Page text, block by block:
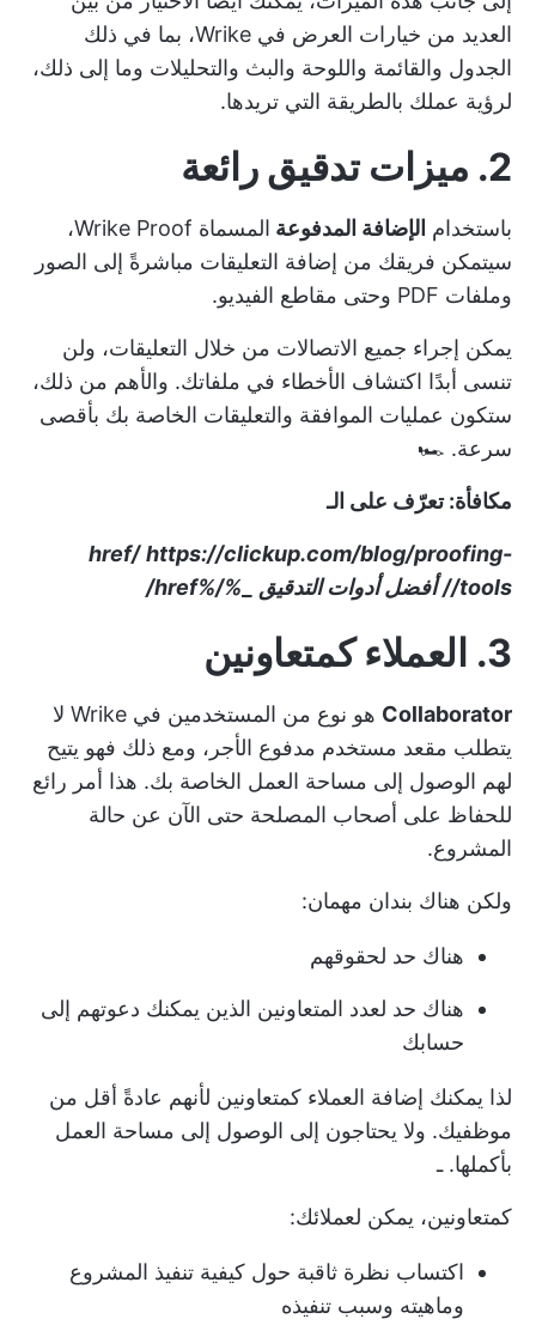
العديد من خيارات العرض في Wrike، بما في ذلك
الجدول والقائمة واللوحة والبث والتحليلات وما إلى ذلك،
لرؤية عملك بالطريقة التي تريدها.
2. ميزات تدقيق رائعة
باستخدام الإضافة المدفوعة
المسماة Wrike Proof،
سيتمكن فريقك من إضافة التعليقات مباشرةً إلى الصور
وملفات PDF وحتى مقاطع الفيديو.
يمكن إجراء جميع الاتصالات من خلال التعليقات، ولن
تنسى أبدًا اكتشاف الأخطاء في ملفاتك. والأهم من ذلك،
ستكون عمليات الموافقة والتعليقات الخاصة بك بأقصى
سرعة. 🏎️
مكافأة: تعرّف على الـ
href/ https://clickup.com/blog/proofing-
tools//
أفضل أدوات التدقيق %/%href/
3. العملاء كمتعاونين
Collaborator
هو نوع من المستخدمين في Wrike لا
يتطلب مقعد مستخدم مدفوع الأجر، ومع ذلك فهو يتيح
لهم الوصول إلى مساحة العمل الخاصة بك. هذا أمر رائع
للحفاظ على أصحاب المصلحة حتى الآن عن حالة
المشروع.
ولكن هناك بندان مهمان:
هناك حد لحقوقهم
هناك حد لعدد المتعاونين الذين يمكنك دعوتهم إلى
حسابك
لذا يمكنك إضافة العملاء كمتعاونين لأنهم عادةً أقل من
موظفيك. ولا يحتاجون إلى الوصول إلى مساحة العمل
بأكملها. ـ
كمتعاونين، يمكن لعملائك:
اكتساب نظرة ثاقبة حول كيفية تنفيذ المشروع
وماهيته وسبب تنفيذه